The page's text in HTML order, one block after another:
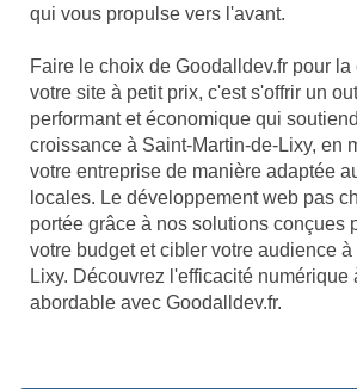
qui vous propulse vers l'avant.
Faire le choix de Goodalldev.fr pour
votre site à petit prix, c'est s'offrir un
performant et économique qui
croissance à Saint-Martin-de-Lixy, en
votre entreprise de manière adaptée
locales. Le développement web pas
portée grâce à nos solutions conçues
votre budget et cibler votre audience
Lixy. Découvrez l'efficacité numérique
abordable avec Goodalldev.fr.